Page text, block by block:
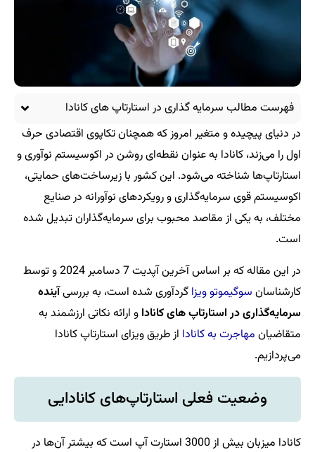
فهرست مطالب سرمایه‌ گذاری‌ در استارتاپ های کانادا
در دنیای پیچیده و متغیر امروز که همچنان تکاپوی اقتصادی حرف
اول را می‌زند، کانادا به عنوان نقطه‌ای روشن در اکوسیستم نوآوری و
استارتاپ‌ها شناخته می‌شود. این کشور با زیرساخت‌های حمایتی،
اکوسیستم قوی سرمایه‌گذاری و رویکردهای نوآورانه در صنایع
مختلف، به یکی از مقاصد محبوب برای سرمایه‌گذاران تبدیل شده
است.
در این مقاله که بر اساس آخرین آپدیت 7 دسامبر 2024 و توسط
کارشناسان سوگیموتو ویزا گردآوری شده است، به بررسیآینده
سرمایه‌گذاری در استارتاپ‌ های کانادا و ارائه نکاتی ارزشمند به
متقاضیان مهاجرت به کانادا از طریق ویزای استارتاپ کانادا
می‌پردازیم.
وضعیت فعلی استارتاپ‌های کانادایی
کانادا میزبان بیش از 3000 استارت آپ است که بیشتر آن‌ها در